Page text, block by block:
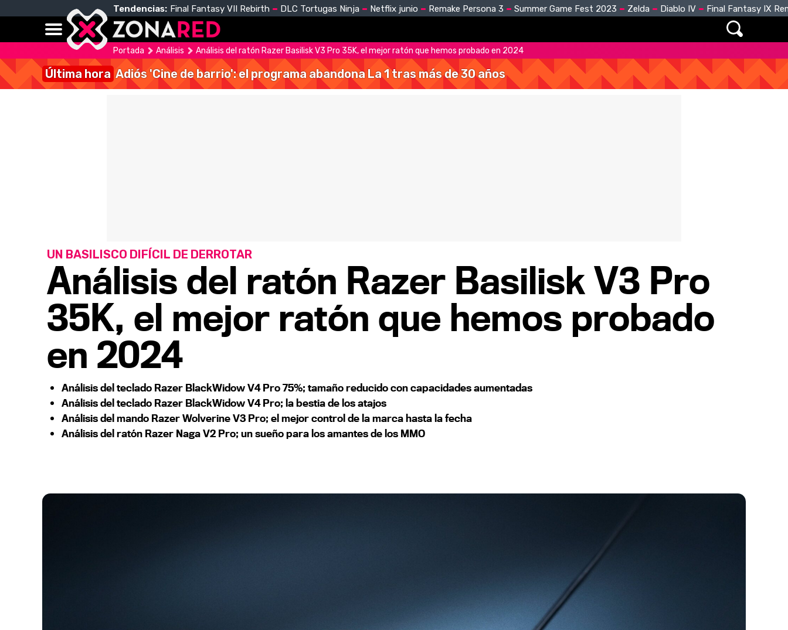
Tendencias: Final Fantasy VII Rebirth DLC Tortugas Ninja Netflix junio Remake Persona 3 Summer Game Fest 2023 Zelda Diablo IV Final Fantasy IX
Portada Análisis Análisis del ratón Razer Basilisk V3 Pro 35K, el mejor ratón que hemos probado en 2024
Última hora Adiós 'Cine de barrio': el programa abandona La 1 tras más de 30 años
Análisis del teclado Razer BlackWidow V4 Pro 75%; tamaño reducido con capacidades aumentadas
Análisis del teclado Razer BlackWidow V4 Pro; la bestia de los atajos
Análisis del mando Razer Wolverine V3 Pro; el mejor control de la marca hasta la fecha
Análisis del ratón Razer Naga V2 Pro; un sueño para los amantes de los MMO
Análisis del ratón Razer Basilisk V3 Pro
35K, el mejor ratón que hemos probado
en 2024
UN BASILISCO DIFÍCIL DE DERROTAR